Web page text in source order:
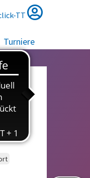
TT
Turniere